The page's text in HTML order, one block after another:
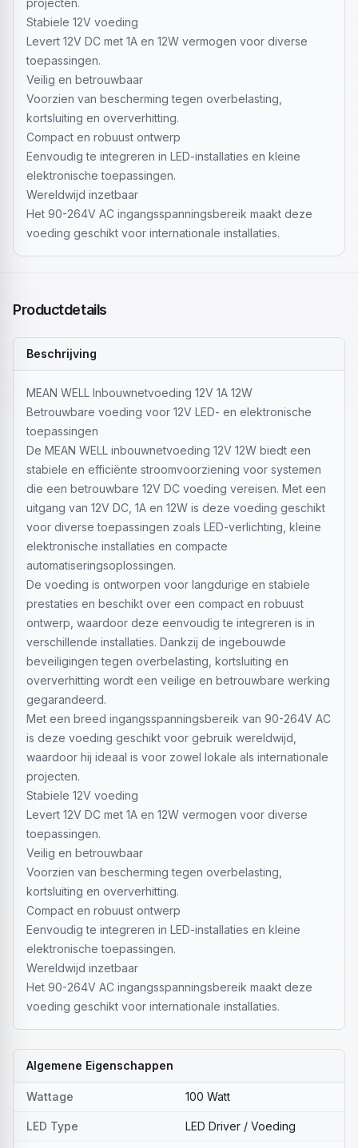
projecten.
Stabiele 12V voeding
Levert 12V DC met 1A en 12W vermogen voor diverse
toepassingen.
Veilig en betrouwbaar
Voorzien van bescherming tegen overbelasting,
kortsluiting en oververhitting.
Compact en robuust ontwerp
Eenvoudig te integreren in LED-installaties en kleine
elektronische toepassingen.
Wereldwijd inzetbaar
Het 90-264V AC ingangsspanningsbereik maakt deze
voeding geschikt voor internationale installaties.
Productdetails
Beschrijving
MEAN WELL Inbouwnetvoeding 12V 1A 12W
Betrouwbare voeding voor 12V LED- en elektronische
toepassingen
De MEAN WELL inbouwnetvoeding 12V 12W biedt een
stabiele en efficiënte stroomvoorziening voor systemen
die een betrouwbare 12V DC voeding vereisen. Met een
uitgang van 12V DC, 1A en 12W is deze voeding geschikt
voor diverse toepassingen zoals LED-verlichting, kleine
elektronische installaties en compacte
automatiseringsoplossingen.
De voeding is ontworpen voor langdurige en stabiele
prestaties en beschikt over een compact en robuust
ontwerp, waardoor deze eenvoudig te integreren is in
verschillende installaties. Dankzij de ingebouwde
beveiligingen tegen overbelasting, kortsluiting en
oververhitting wordt een veilige en betrouwbare werking
gegarandeerd.
Met een breed ingangsspanningsbereik van 90-264V AC
is deze voeding geschikt voor gebruik wereldwijd,
waardoor hij ideaal is voor zowel lokale als internationale
projecten.
Stabiele 12V voeding
Levert 12V DC met 1A en 12W vermogen voor diverse
toepassingen.
Veilig en betrouwbaar
Voorzien van bescherming tegen overbelasting,
kortsluiting en oververhitting.
Compact en robuust ontwerp
Eenvoudig te integreren in LED-installaties en kleine
elektronische toepassingen.
Wereldwijd inzetbaar
Het 90-264V AC ingangsspanningsbereik maakt deze
voeding geschikt voor internationale installaties.
Algemene Eigenschappen
Wattage 100 Watt
LED Type LED Driver / Voeding